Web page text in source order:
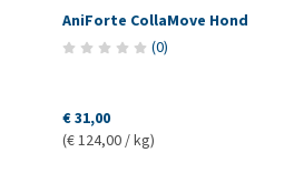
AniForte CollaMove Hond
(0)
€ 31,00
(€ 124,00 / kg)